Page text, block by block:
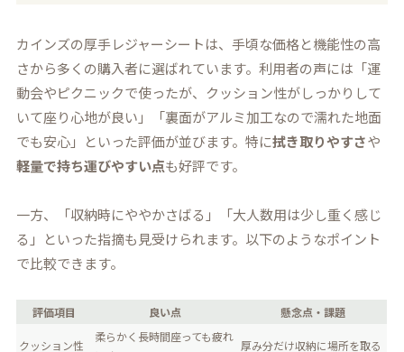
カインズの厚手レジャーシートは、手頃な価格と機能性の高
さから多くの購入者に選ばれています。利用者の声には「運
動会やピクニックで使ったが、クッション性がしっかりして
いて座り心地が良い」「裏面がアルミ加工なので濡れた地面
でも安心」といった評価が並びます。特に拭き取りやすさや
軽量で持ち運びやすい点も好評です。
一方、「収納時にややかさばる」「大人数用は少し重く感じ
る」といった指摘も見受けられます。以下のようなポイント
で比較できます。
評価項目 良い点 懸念点・課題
クッション性
柔らかく長時間座っても疲れ
厚み分だけ収納に場所を取る